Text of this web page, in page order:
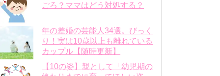
ごろ？ママはどう対処する？
年の差婚の芸能人34選。びっく
り！実は10歳以上も離れている
カップル【随時更新】
【10の姿】親として「幼児期の